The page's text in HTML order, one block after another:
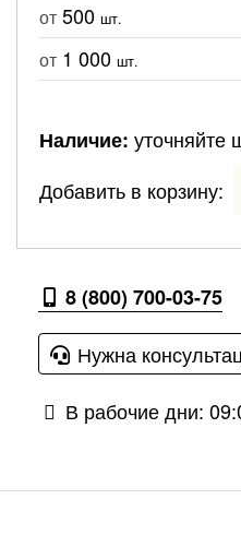
от 500 шт.
от 1 000 шт.
Наличие: уточняйте
Добавить в корзину:
8 (800) 700-03-75
Нужна
В рабочие дни: